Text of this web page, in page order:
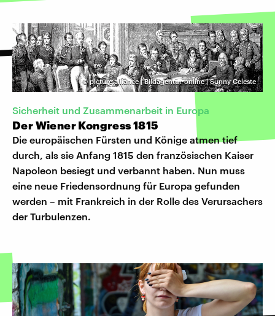
©picture alliance | Bildagentur-online | Sunny Celeste
Sicherheit und Zusammenarbeit in Europa
Der Wiener Kongress 1815
Die europäischen Fürsten und Könige atmen tief
durch, als sie Anfang 1815 den französischen Kaiser
Napoleon besiegt und verbannt haben. Nun muss
eine neue Friedensordnung für Europa gefunden
werden – mit Frankreich in der Rolle des Verursachers
der Turbulenzen.